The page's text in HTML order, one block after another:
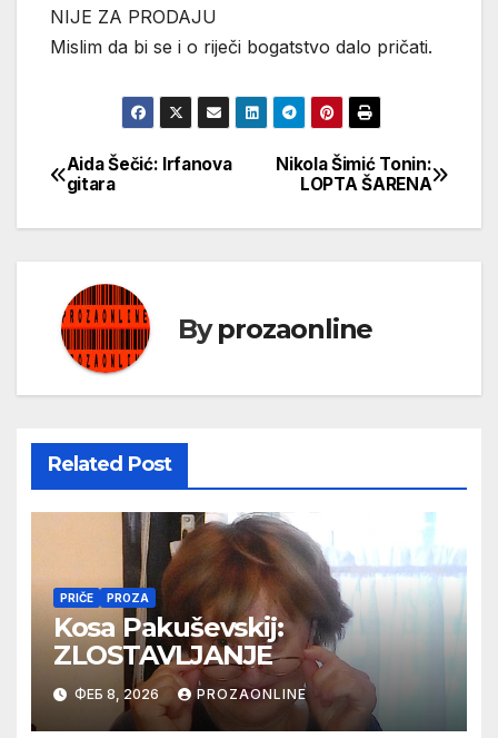
NIJE ZA PRODAJU
Mislim da bi se i o riječi bogatstvo dalo pričati.
Кретање
чланка
Nikola Šimić Tonin:
LOPTA ŠARENA
Aida Šečić: Irfanova
gitara
Byprozaonline
Related Post
PRIČE PROZA
Kosa Pakuševskij:
ZLOSTAVLJANJE
ФЕБ 8, 2026 PROZAONLINE